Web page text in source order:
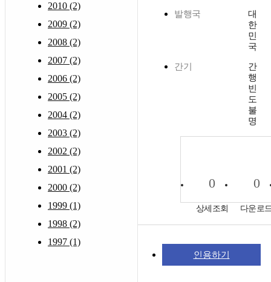
2010 (2)
2009 (2)
2008 (2)
2007 (2)
2006 (2)
2005 (2)
2004 (2)
2003 (2)
2002 (2)
2001 (2)
2000 (2)
1999 (1)
1998 (2)
1997 (1)
발행국
대
한
민
국
간기
간
행
빈
도
불
명
0
상세조회
0
다운로
인용하기